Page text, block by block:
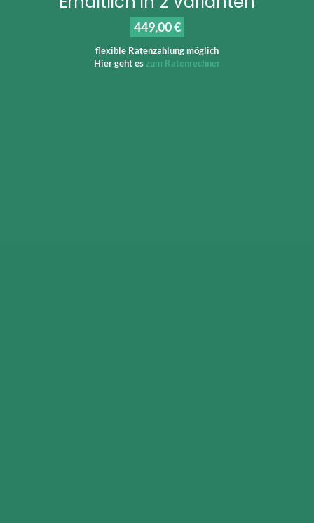
449,00 €
flexible Ratenzahlung möglich
Hier geht es zum Ratenrechner